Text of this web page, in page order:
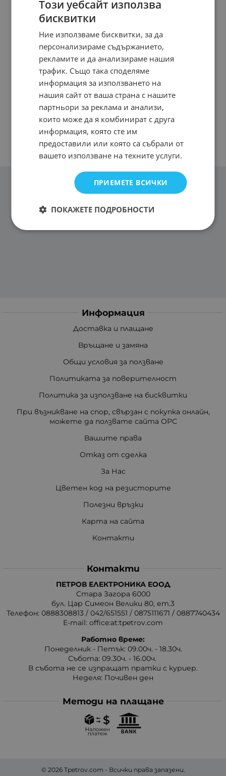
Информация
Доставка и плащане
Връщане и замяна
Общи условия за ползване
Политиката за поверителност
Политика за използване на бисквитки
При възникване на спор, свързан с покупка онлайн,
можете да ползвате сайта ОРС
Вашите права
Отказ от сделка
За Нас
Цветен код на резисторите
Полезни връзки
Карта на сайта
Контакти
Контакти
ПЕТРОВ ЕЛЕКТРОНИКА ЕООД
Стара Загора 6000
бул. Цар Симеон Велики 80, ет.3
Телефон: 0888308813 / 042/651551 / 0875111671 / 0887740434
E-mail: office:at:tpetrov.com
Работно време:
Понеделник - Петък: 09.00ч. - 18.30ч.
Събота: 09.30ч. - 16.00ч.
В събота не се изпращат пратки с куриер.
Неделя: Почивен ден
Методи на плащане
© 2026 Tpetrov.com - Всички права запазени.
Този уебсайт използва
бисквитки
Ние използваме бисквитки, за да
персонализираме съдържанието,
рекламите и да анализираме нашия
трафик. Също така споделяме
информация за използването на
нашия сайт от ваша страна с нашите
партньори за реклама и анализи,
които може да я комбинират с друга
информация, която сте им
предоставили или която са събрали от
вашето използване на техните услуги.
ПРИЕМЕТЕ ВСИЧКИ
ПОКАЖЕТЕ ПОДРОБНОСТИ